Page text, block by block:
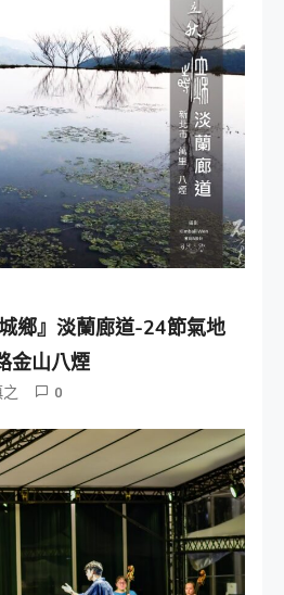
鄉』淡蘭廊道-24節氣地
金山八煙
0